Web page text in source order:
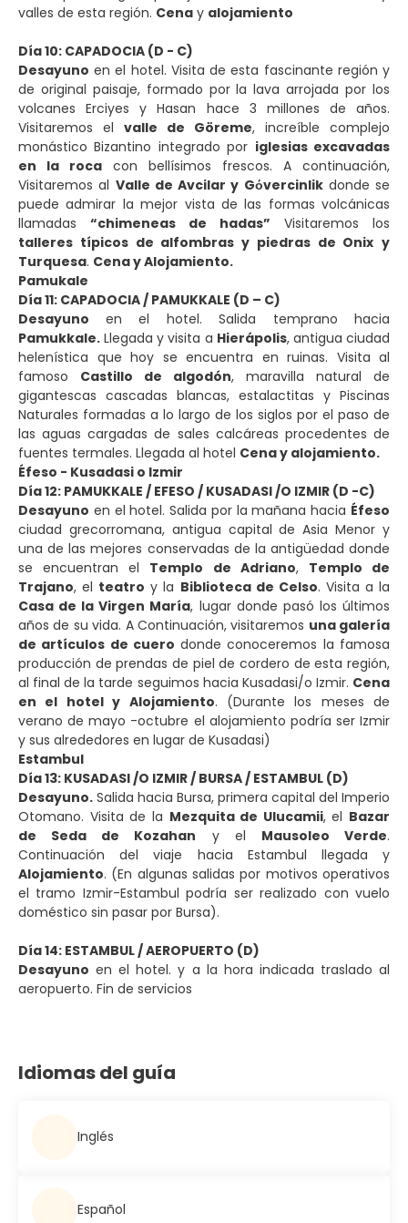
valles de esta región. Cena y alojamiento
Día 10: CAPADOCIA (D - C)
Desayuno en el hotel. Visita de esta fascinante región y
de original paisaje, formado por la lava arrojada por los
volcanes Erciyes y Hasan hace 3 millones de años.
Visitaremos el valle de Göreme, increíble complejo
monástico Bizantino integrado por iglesias excavadas
en la roca con bellísimos frescos. A continuación,
Visitaremos al Valle de Avcilar y Gόvercinlikdonde se
puede admirar la mejor vista de las formas volcánicas
llamadas “chimeneas de hadas” Visitaremos los
talleres típicos de alfombras y piedras de Onix y
Turquesa. Cena y Alojamiento.
Pamukale
Día 11: CAPADOCIA / PAMUKKALE (D – C)
Desayuno en el hotel. Salida temprano hacia
Pamukkale. Llegada y visita a Hierápolis, antigua ciudad
helenística que hoy se encuentra en ruinas. Visita al
famoso Castillo de algodón, maravilla natural de
gigantescas cascadas blancas, estalactitas y Piscinas
Naturales formadas a lo largo de los siglos por el paso de
las aguas cargadas de sales calcáreas procedentes de
fuentes termales. Llegada al hotel Cena y alojamiento.
Éfeso - Kusadasi o Izmir
Día 12: PAMUKKALE / EFESO / KUSADASI /O IZMIR (D -C)
Desayuno en el hotel. Salida por la mañana hacia Éfeso
ciudad grecorromana, antigua capital de Asia Menor y
una de las mejores conservadas de la antigüedad donde
se encuentran el Templo de Adriano, Templo de
Trajano, el teatro y la Biblioteca de Celso. Visita a la
Casa de la Virgen María, lugar donde pasó los últimos
años de su vida. A Continuación, visitaremos una galería
de artículos de cuero donde conoceremos la famosa
producción de prendas de piel de cordero de esta región,
al final de la tarde seguimos hacia Kusadasi/o Izmir. Cena
en el hotel y Alojamiento. (Durante los meses de
verano de mayo -octubre el alojamiento podría ser Izmir
y sus alrededores en lugar de Kusadasi)
Estambul
Día 13: KUSADASI /O IZMIR / BURSA / ESTAMBUL (D)
Desayuno. Salida hacia Bursa, primera capital del Imperio
Otomano. Visita de la Mezquita de Ulucamii, el Bazar
de Seda de Kozahan y el Mausoleo Verde.
Continuación del viaje hacia Estambul llegada y
Alojamiento. (En algunas salidas por motivos operativos
el tramo Izmir-Estambul podría ser realizado con vuelo
doméstico sin pasar por Bursa).
Día 14: ESTAMBUL / AEROPUERTO (D)
Desayuno en el hotel. y a la hora indicada traslado al
aeropuerto. Fin de servicios
Idiomas del guía
Inglés
Español